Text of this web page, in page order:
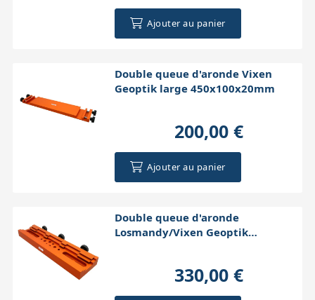
Ajouter au panier
Double queue d'aronde Vixen
Geoptik large 450x100x20mm
200,00 €
Ajouter au panier
Double queue d'aronde
Losmandy/Vixen Geoptik
330,00 €